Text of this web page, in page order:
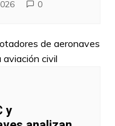
0
y